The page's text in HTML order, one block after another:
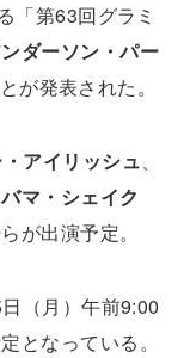
「第63回グラミ
ダーソン・パー
が発表された。
アイリッシュ、
マ・シェイク
らが出演予定。
（月）午前9:00
となっている。